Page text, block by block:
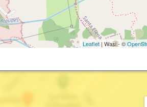
Leaflet| Wasi - ©